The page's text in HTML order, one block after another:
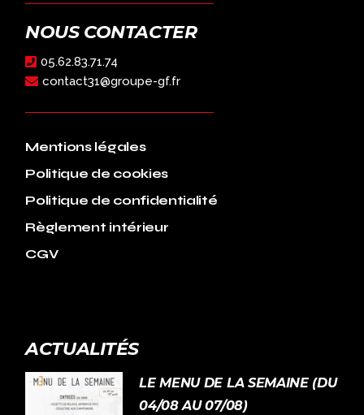
NOUS CONTACTER
05.62.83.71.74
contact31@groupe-gf.fr
Mentions légales
Politique de cookies
Politique de confidentialité
Règlement intérieur
CGV
ACTUALITÉS
LE MENU DE LA SEMAINE (DU
04/08 AU 07/08)